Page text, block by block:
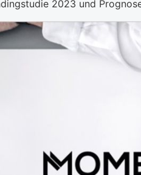
2023 und